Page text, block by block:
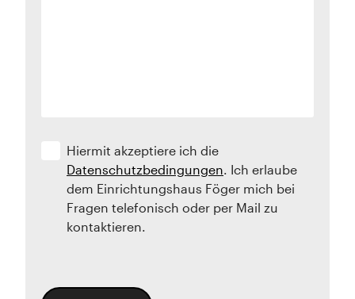
Hiermit akzeptiere ich die
Datenschutzbedingungen. Ich erlaube
dem Einrichtungshaus Föger mich bei
Fragen telefonisch oder per Mail zu
kontaktieren.